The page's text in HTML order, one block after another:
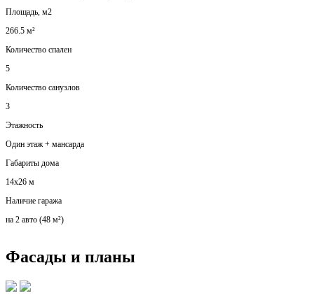
Площадь, м2
266.5 м²
Количество спален
5
Количество санузлов
3
Этажность
Один этаж + мансарда
Габариты дома
14х26 м
Наличие гаража
на 2 авто (48 м²)
Фасады и планы